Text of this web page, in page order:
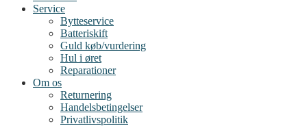
Service
Bytteservice
Batteriskift
Guld køb/vurdering
Hul i øret
Reparationer
Om os
Returnering
Handelsbetingelser
Privatlivspolitik